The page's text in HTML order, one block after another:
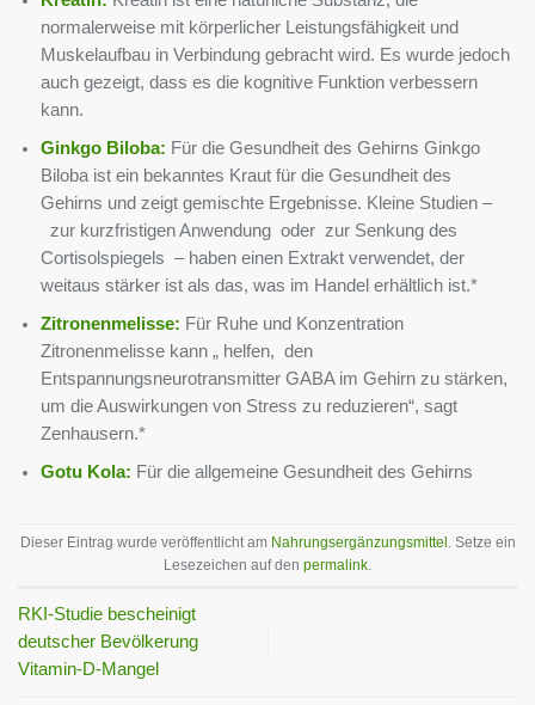
normalerweise mit körperlicher Leistungsfähigkeit und
Muskelaufbau in Verbindung gebracht wird. Es wurde jedoch
auch gezeigt, dass es die kognitive Funktion verbessern
kann.
Ginkgo Biloba: Für die Gesundheit des Gehirns Ginkgo
Biloba ist ein bekanntes Kraut für die Gesundheit des
Gehirns und zeigt gemischte Ergebnisse. Kleine Studien –
zur kurzfristigen Anwendung oder zur Senkung des
Cortisolspiegels – haben einen Extrakt verwendet, der
weitaus stärker ist als das, was im Handel erhältlich ist.*
Zitronenmelisse: Für Ruhe und Konzentration
Zitronenmelisse kann „ helfen, den
Entspannungsneurotransmitter GABA im Gehirn zu stärken,
um die Auswirkungen von Stress zu reduzieren“, sagt
Zenhausern.*
Gotu Kola: Für die allgemeine Gesundheit des Gehirns
Dieser Eintrag wurde veröffentlicht am Nahrungsergänzungsmittel . Setze ein
Lesezeichen auf den permalink
RKI-Studie bescheinigt
deutscher Bevölkerung
Vitamin-D-Mangel